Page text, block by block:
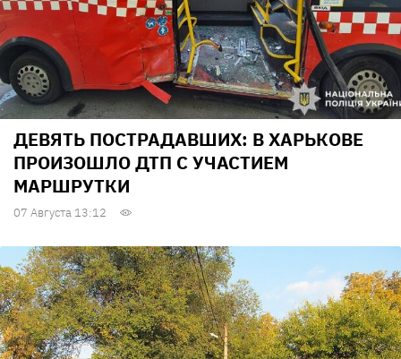
ДЕВЯТЬ ПОСТРАДАВШИХ: В ХАРЬКОВЕ
ПРОИЗОШЛО ДТП С УЧАСТИЕМ
МАРШРУТКИ
07 Августа 13:12